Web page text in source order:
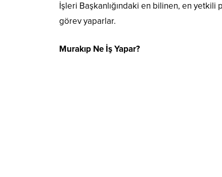
İşleri Başkanlığındaki en bilinen, en
görev yaparlar.
Murakıp Ne İş Yapar?